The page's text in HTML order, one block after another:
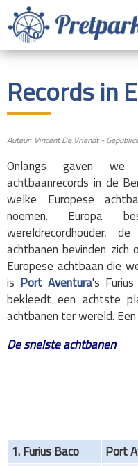
Records in
Auteur: Vincent De Vriendt -
Onlangs gaven we
achtbaanrecords in de
welke Europese
noemen. Europa
wereldrecordhouder,
achtbanen bevinden
Europese achtbaan die
is Port Aventura's
bekleedt een achtste
achtbanen ter wereld.
De snelste achtbanen
1. Furius Baco Port